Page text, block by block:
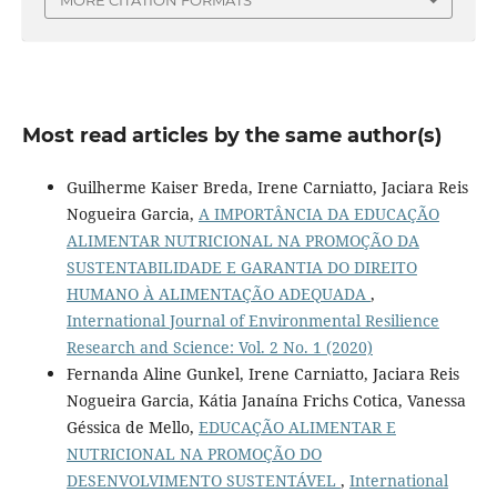
Most read articles by the same author(s)
Guilherme Kaiser Breda, Irene Carniatto, Jaciara Reis
Nogueira Garcia, A IMPORTÂNCIA DA EDUCAÇÃO
ALIMENTAR NUTRICIONAL NA PROMOÇÃO DA
SUSTENTABILIDADE E GARANTIA DO DIREITO
HUMANO À ALIMENTAÇÃO ADEQUADA ,
International Journal of Environmental Resilience
Research and Science: Vol. 2 No. 1 (2020)
Fernanda Aline Gunkel, Irene Carniatto, Jaciara Reis
Nogueira Garcia, Kátia Janaína Frichs Cotica, Vanessa
Géssica de Mello, EDUCAÇÃO ALIMENTAR E
NUTRICIONAL NA PROMOÇÃO DO
DESENVOLVIMENTO SUSTENTÁVEL , International